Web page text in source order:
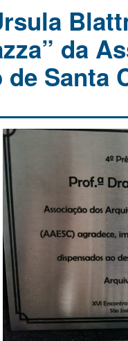
da
Santa